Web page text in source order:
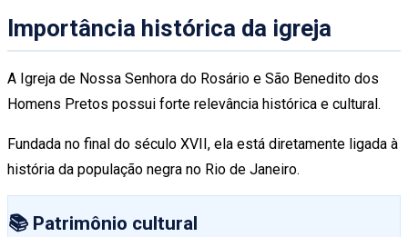
Importância histórica da igreja
A Igreja de Nossa Senhora do Rosário e São Benedito dos
Homens Pretos possui forte relevância histórica e cultural.
Fundada no final do século XVII, ela está diretamente ligada à
história da população negra no Rio de Janeiro.
📚 Patrimônio cultural